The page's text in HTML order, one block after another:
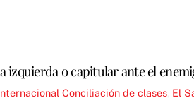
izquierda o capitular ante el
Conciliación de clases El